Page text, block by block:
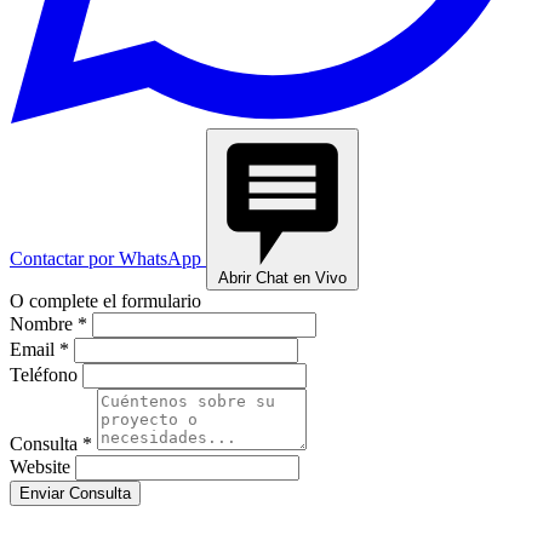
Contactar por WhatsApp
Abrir Chat en Vivo
O complete el formulario
Nombre *
Email *
Teléfono
Consulta *
Website
Enviar Consulta